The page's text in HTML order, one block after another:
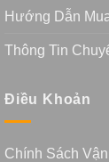
Hướng Dẫn
Thông Tin
Điều Khoản
Chính Sách